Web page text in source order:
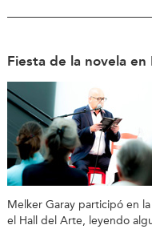
Fiesta de la novela en
Melker Garay participó en
el Hall del Arte, leyendo